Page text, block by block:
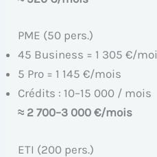
PME (50 pers.)
45 Business = 1 305 €/
5 Pro = 1 145 €/mois
Crédits : 10–15 000 / mois
≈ 2 700–3 000 €/mois
ETI (200 pers.)